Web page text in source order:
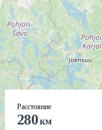
Расстояние
280км